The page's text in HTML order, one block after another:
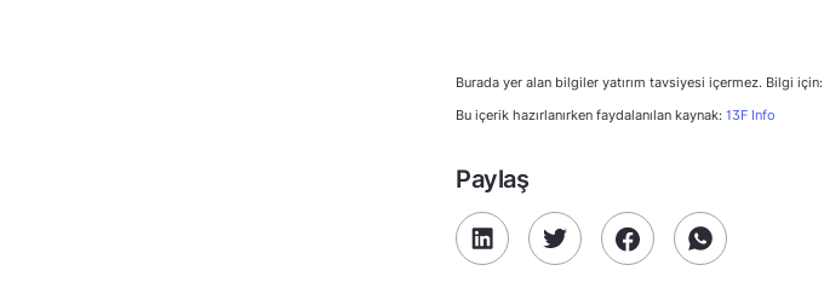
Burada yer alan bilgiler yatırım tavsiyesi içermez. Bilgi için:
Bu içerik hazırlanırken faydalanılan kaynak: 13F Info
Paylaş